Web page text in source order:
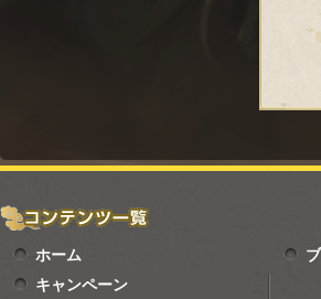
ホーム
キャンペーン